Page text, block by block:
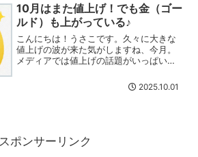
10月はまた値上げ！でも金（ゴー
ルド）も上がっている♪
こんにちは！うさこです。久々に大きな
値上げの波が来た気がしますね、今月。
メディアでは値上げの話題がいっぱいで
ました( ﾟДﾟ)凄くお高くなったの
ね・・・私はもう普通に買うのは無理だ
2025.10.01
スポンサーリンク